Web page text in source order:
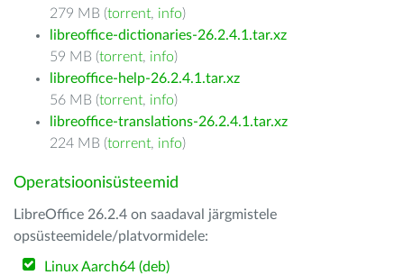
279 MB (torrent, info)
libreoffice-dictionaries-26.2.4.1.tar.xz
59 MB (torrent, info)
libreoffice-help-26.2.4.1.tar.xz
56 MB (torrent, info)
libreoffice-translations-26.2.4.1.tar.xz
224 MB (torrent, info)
Operatsioonisüsteemid
LibreOffice 26.2.4 on saadaval järgmistele
opsüsteemidele/platvormidele:
Linux Aarch64 (deb)